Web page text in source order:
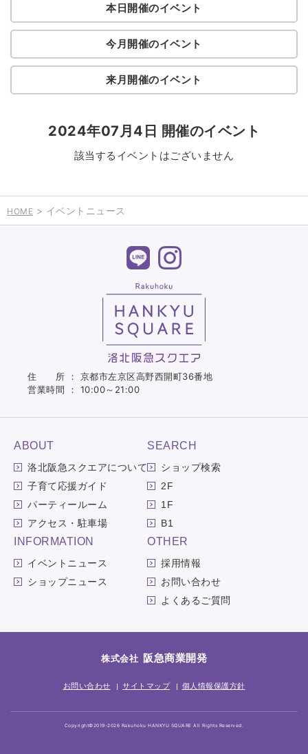
本日開催のイベント
今月開催のイベント
来月開催のイベント
2024年07月4日 開催のイベント
該当するイベントはございません
HOME > イベントニュース
住 所 ： 京都市左京区高野西開町36番地
営業時間 ： 10:00～21:00
ABOUT
洛北阪急スクエアについて
子育て応援ガイド
パーティールーム
アクセス・駐車場
SEARCH
ショップ検索
2F
1F
B1
INFORMATION
イベントニュース
ショップニュース
OTHER
採用情報
お問い合わせ
よくあるご質問
株式会社 阪急商業開発
お問い合わせ サイトマップ 個人情報保護方針
Copyright©2019-2026 Rakuhoku HANKYU SQUARE All Rights Reserved.